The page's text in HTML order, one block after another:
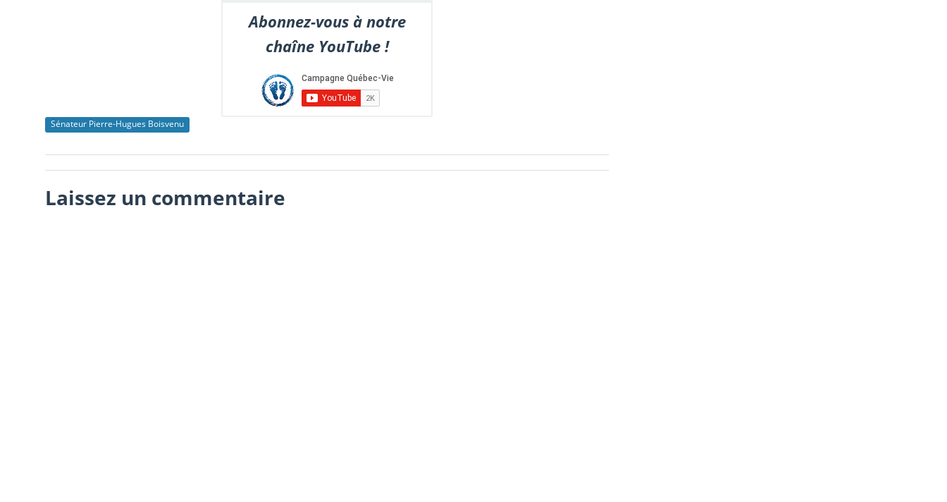
Abonnez-vous à notre
chaîne YouTube !
Sénateur Pierre-Hugues Boisvenu
Laissez un commentaire